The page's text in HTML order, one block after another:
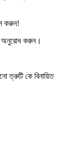
করুন!
অনুরোধ করুন।
ত্রুটি কে বিনায়িত